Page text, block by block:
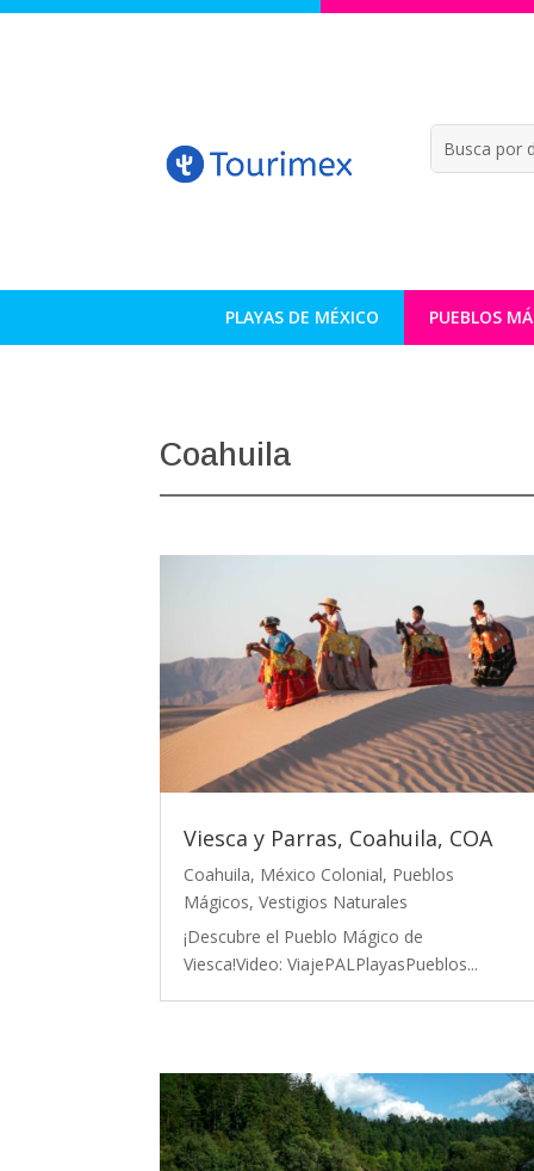
PLAYAS DE MÉXICO PUEBLOS
Coahuila
Viesca y Parras, Coahuila, COA
Coahuila, México Colonial, Pueblos
Mágicos,Vestigios Naturales
¡Descubre el Pueblo Mágico de
Viesca!Video: ViajePALPlayasPueblos...